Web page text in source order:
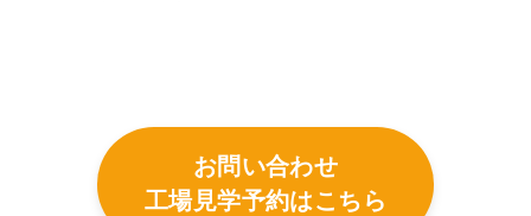
お問い合わせ
工場見学予約はこちら